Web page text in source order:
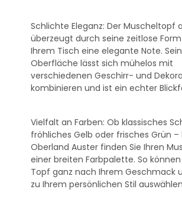
Schlichte Eleganz: Der Muscheltopf
überzeugt durch seine zeitlose
Ihrem Tisch eine elegante Note.
Oberfläche lässt sich mühelos mit
verschiedenen Geschirr- und
kombinieren und ist ein echter
Vielfalt an Farben: Ob klassisches
fröhliches Gelb oder frisches Grün –
Oberland Auster finden Sie Ihren
einer breiten Farbpalette. So können
Topf ganz nach Ihrem Geschmack
zu Ihrem persönlichen Stil